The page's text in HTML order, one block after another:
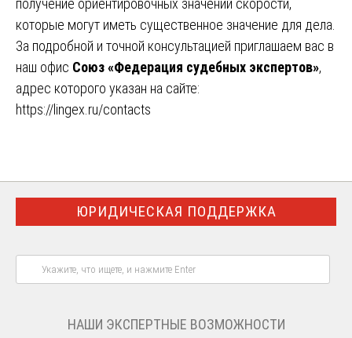
получение ориентировочных значений скорости,
которые могут иметь существенное значение для дела.
За подробной и точной консультацией приглашаем вас в
наш офис Союз «Федерация судебных экспертов»,
адрес которого указан на сайте:
https://lingex.ru/contacts
ЮРИДИЧЕСКАЯ ПОДДЕРЖКА
НАШИ ЭКСПЕРТНЫЕ ВОЗМОЖНОСТИ